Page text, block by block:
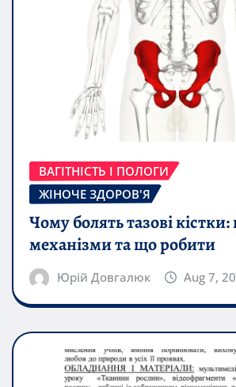
ВАГІТНІСТЬ І ПОЛОГИ
ЖІНОЧЕ ЗДОРОВ'Я
Чому болять тазові
механізми та що робити
Юрій Довгалюк Aug 7,